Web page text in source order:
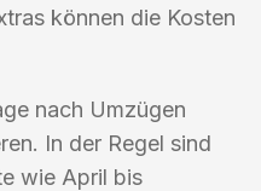
können die Kosten
nach Umzügen
In der Regel sind
wie April bis